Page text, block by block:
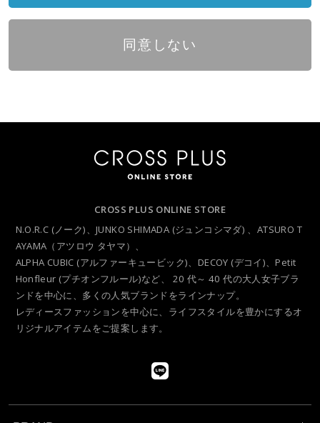
2. 前項の変更については、当サイト上に1ヵ月間表示した時点で、
会員のみなさまへの通知
当サイトにおいてのご購入には会員登録が必要になります。
※ログインには、会員登録時に入力したメールアドレスおよびパス
ワードが必要になります。
会員のみなさまから提供された個人情報
当サイトを利用するにあたって、会員の住所、電話番号、購入履歴
などの大切な個人情報がネットサーバ上に登録されますが、当社は
開示が求められる場合を除き、開示しないものとします。
※チャートなど一個人が特定できない範囲で集計する場合がありま
同意しない
CROSS PLUS ONLINE STORE
N.O.R.C (ノーク)、JUNKO SHIMADA (ジュンコシマダ) 、ATSURO T
AYAMA（アツロウ タヤマ）、
ALPHA CUBIC (アルファーキュービック)、DECOY (デコイ)、Petit
Honfleur (プチオンフルール)など、 20 代～ 40 代の大人女子ブラ
ンドを中心に、多くの人気ブランドをラインナップ。
レディースファッションを中心に、ライフスタイルを豊かにするオ
リジナルアイテムをご提案します。